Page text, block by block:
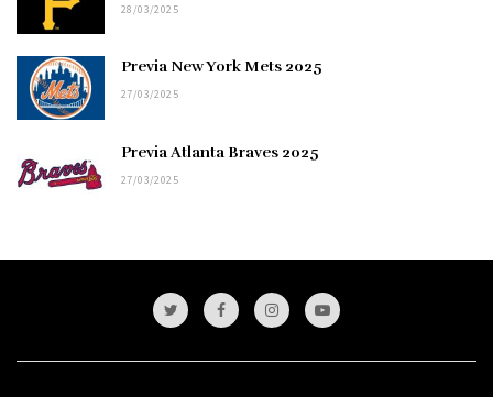
28/03/2025
Previa New York Mets 2025
27/03/2025
Previa Atlanta Braves 2025
27/03/2025